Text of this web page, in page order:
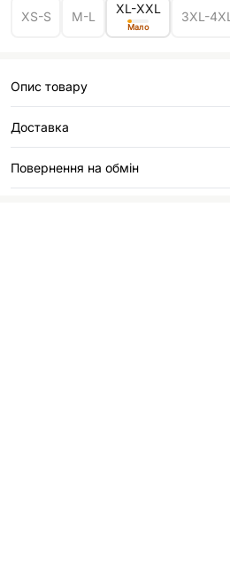
XS-S M-L
XL-XXL
Мало
3XL-4XL
Опис товару
Доставка
Кур'єром Нової Пошти на адресу
Повернення на обмін